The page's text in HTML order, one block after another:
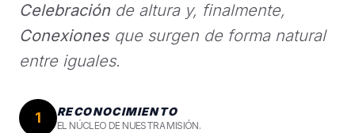
Celebraciónde altura y, finalmente,
Conexionesque surgen de forma natural
entre iguales.
1 RECONOCIMIENTO
EL NÚCLEO DE NUESTRA MISIÓN.